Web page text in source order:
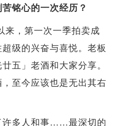
铭心的一次经历？
来，第一次一季拍卖成
级的兴奋与喜悦。老板
五」老酒和大家分享。
至今应该也是无出其右
许多人和事……最深切的